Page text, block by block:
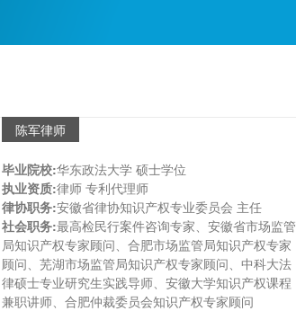
陈军律师
毕业院校:华东政法大学 硕士学位
执业资质:律师 专利代理师
律协职务:安徽省律协知识产权专业委员会 主任
社会职务:最高检民行案件咨询专家、安徽省市场监管
局知识产权专家顾问、合肥市场监管局知识产权专家
顾问、芜湖市场监管局知识产权专家顾问、中科大法
律硕士专业研究生实践导师、安徽大学知识产权课程
兼职讲师、合肥仲裁委员会知识产权专家顾问